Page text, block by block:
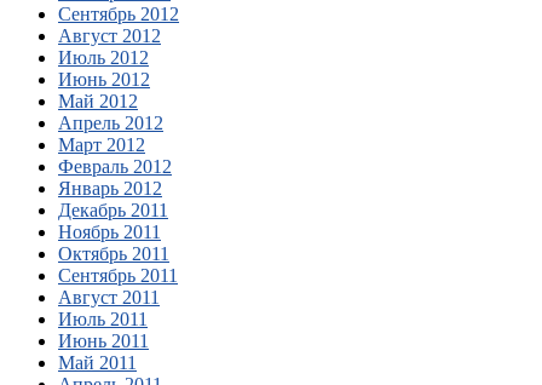
Сентябрь 2012
Август 2012
Июль 2012
Июнь 2012
Май 2012
Апрель 2012
Март 2012
Февраль 2012
Январь 2012
Декабрь 2011
Ноябрь 2011
Октябрь 2011
Сентябрь 2011
Август 2011
Июль 2011
Июнь 2011
Май 2011